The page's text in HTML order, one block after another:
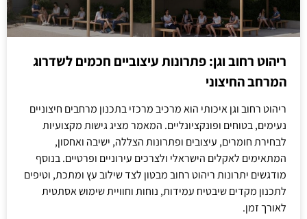
ריהוט רחוב וגן: פתרונות עיצוביים חכמים לשדרוג
המרחב החיצוני
ריהוט רחוב וגן איכותי הוא מרכיב מרכזי בתכנון מרחבים חיצוניים
נעימים, בטוחים ופונקציונליים. המאמר מציג גישות מקצועיות
לבחירת חומרים, עיצובים ופתרונות הצללה, ישיבה ואחסון,
המתאימים לאקלים הישראלי ולצרכים עירוניים ופרטיים. בנוסף
מודגשים יתרונות ריהוט רחוב מבטון לצד שילוב עץ ומתכת, וטיפים
לתכנון מקדים שיבטיח עמידות, נוחות וחוויית שימוש אסתטית
לאורך זמן.